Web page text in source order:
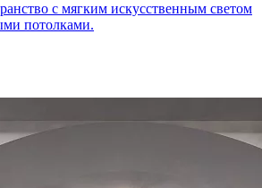
с мягким искусственным светом
потолками.